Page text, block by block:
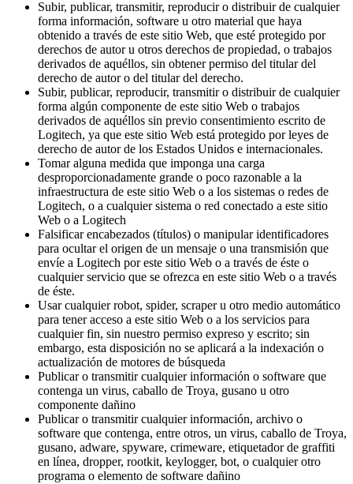
Subir, publicar, transmitir, reproducir o distribuir de cualquier
forma información, software u otro material que haya
obtenido a través de este sitio Web, que esté protegido por
derechos de autor u otros derechos de propiedad, o trabajos
derivados de aquéllos, sin obtener permiso del titular del
derecho de autor o del titular del derecho.
Subir, publicar, reproducir, transmitir o distribuir de cualquier
forma algún componente de este sitio Web o trabajos
derivados de aquéllos sin previo consentimiento escrito de
Logitech, ya que este sitio Web está protegido por leyes de
derecho de autor de los Estados Unidos e internacionales.
Tomar alguna medida que imponga una carga
desproporcionadamente grande o poco razonable a la
infraestructura de este sitio Web o a los sistemas o redes de
Logitech, o a cualquier sistema o red conectado a este sitio
Web o a Logitech
Falsificar encabezados (títulos) o manipular identificadores
para ocultar el origen de un mensaje o una transmisión que
envíe a Logitech por este sitio Web o a través de éste o
cualquier servicio que se ofrezca en este sitio Web o a través
de éste.
Usar cualquier robot, spider, scraper u otro medio automático
para tener acceso a este sitio Web o a los servicios para
cualquier fin, sin nuestro permiso expreso y escrito; sin
embargo, esta disposición no se aplicará a la indexación o
actualización de motores de búsqueda
Publicar o transmitir cualquier información o software que
contenga un virus, caballo de Troya, gusano u otro
componente dañino
Publicar o transmitir cualquier información, archivo o
software que contenga, entre otros, un virus, caballo de Troya,
gusano, adware, spyware, crimeware, etiquetador de graffiti
en línea, dropper, rootkit, keylogger, bot, o cualquier otro
programa o elemento de software dañino